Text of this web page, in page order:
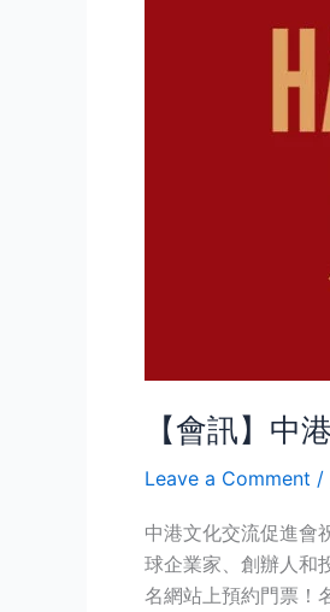
【會訊】中
Leave a Comment /
中港文化交流促進會
球企業家、創辦人和
名網站上預約門票！